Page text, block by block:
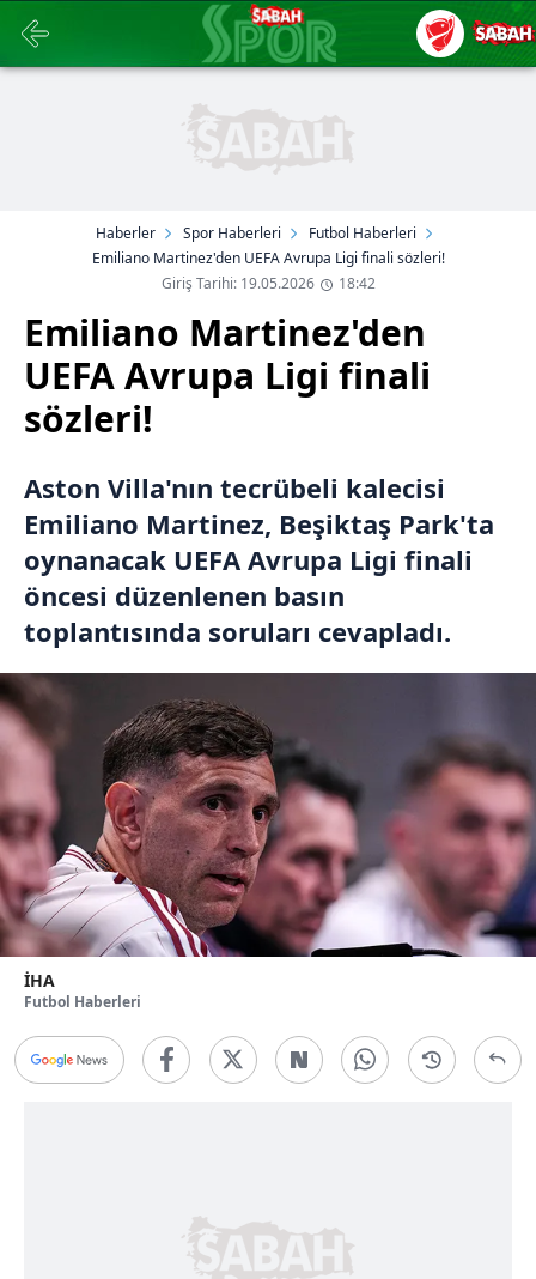
Haberler Spor Haberleri
Futbol Haberleri
Emiliano Martinez'den UEFA Avrupa Ligi finali sözleri!
Giriş Tarihi: 19.05.2026
18:42
Emiliano Martinez'den
UEFA Avrupa Ligi finali
sözleri!
Aston Villa'nın tecrübeli kalecisi
Emiliano Martinez, Beşiktaş Park'ta
oynanacak UEFA Avrupa Ligi finali
öncesi düzenlenen basın
toplantısında soruları cevapladı.
İHA
Futbol Haberleri